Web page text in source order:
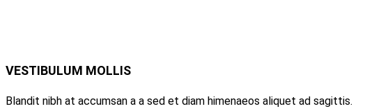
VESTIBULUM MOLLIS
Blandit nibh at accumsan a a sed et diam himenaeos aliquet ad sagittis.